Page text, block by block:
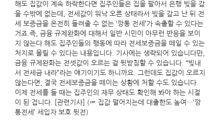
해도 집값이 계속 하락한다면 집주인들은 집을 팔아서 은행 빚을 갚
을 수밖에 없는데, 전세값이 워낙 오른 상태라서 빚을 갚고 난 뒤 전
세 보증금을 온전히 돌려줄 수 없는 ‘깡통 전세’가 속출할 수 있다는
거죠.즉, 금융 규제완화에 대해서 일반 시민이 아무런 반응을 보이
지 않는다 해도 집주인들의 행동에 따라 전세보증금을 떼일 수 있는
처지로 몰릴 수 있다는 내용입니다. 기사에는 생략되어 있습니다만,
금융 규제완화는 전셋값이 오르는 걸 뒷받침할 수 있습니다. “빚내
서 전세금 내라”라는 얘기이기도 하니까요. 그런데도 집값이 오르지
않는다면, 결국 전세보증금을 떼이는 상황에 처할 수도 있습니다.
이제 전세를 들 때는 집주인의 재무 상태도 확인해 봐야 하는 시절
이 된 겁니다. [관련기사] (☞ 집값 떨어지는데 대출한도 높여…‘깡
통전세’ 세입자 보호 뒷전)